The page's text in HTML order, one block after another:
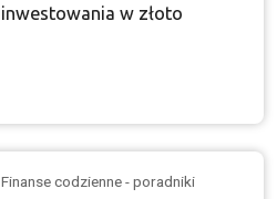
inwestowania w złoto
Finanse codzienne - poradniki